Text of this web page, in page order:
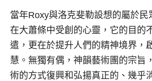
當年Roxy與洛克斐勒設想的屬於民
在大蕭條中受創的心靈，它的目的
遣，更在於提升人們的精神境界，
慧。無獨有偶，神韻藝術團的宗旨
術的方式復興和弘揚真正的、幾乎